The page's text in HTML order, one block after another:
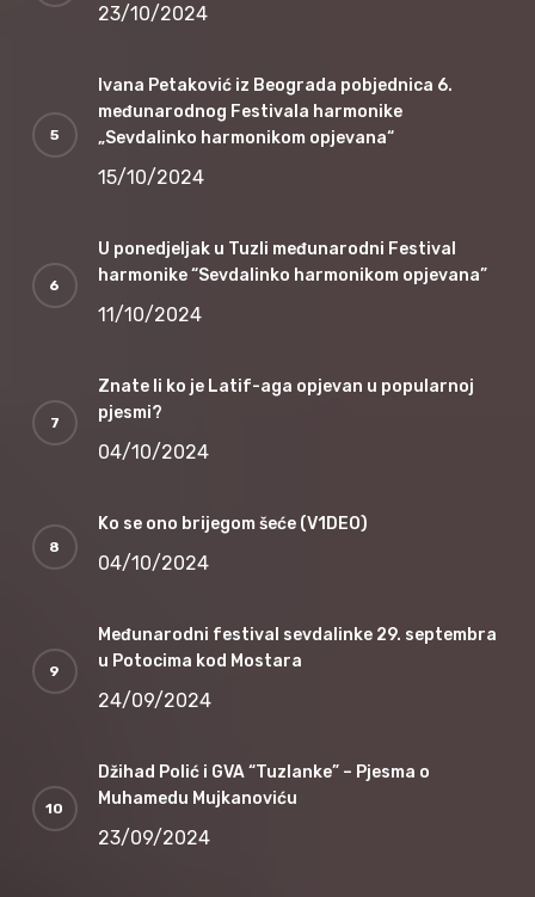
23/10/2024
Ivana Petaković iz Beograda pobjednica 6.
međunarodnog Festivala harmonike
„Sevdalinko harmonikom opjevana“
15/10/2024
U ponedjeljak u Tuzli međunarodni Festival
harmonike “Sevdalinko harmonikom opjevana”
11/10/2024
Znate li ko je Latif-aga opjevan u popularnoj
pjesmi?
04/10/2024
Ko se ono brijegom šeće (V1DEO)
04/10/2024
Međunarodni festival sevdalinke 29. septembra
u Potocima kod Mostara
24/09/2024
Džihad Polić i GVA “Tuzlanke” – Pjesma o
Muhamedu Mujkanoviću
23/09/2024